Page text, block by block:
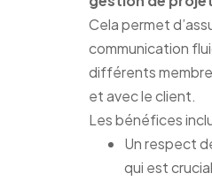
Cela permet
communication
différents
et avec le client.
Les bénéfices
Un respect
qui est